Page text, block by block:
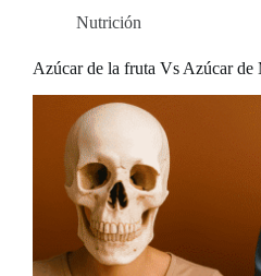
Nutrición
Azúcar de la fruta Vs Azúcar de